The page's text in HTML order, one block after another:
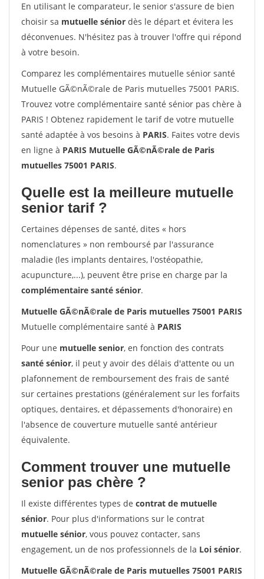
En utilisant le comparateur, le senior s'assure de bien
choisir sa mutuelle sénior dès le départ et évitera les
déconvenues. N'hésitez pas à trouver l'offre qui répond
à votre besoin.
Comparez les complémentaires mutuelle sénior santé
Mutuelle GÃ©nÃ©rale de Paris mutuelles 75001 PARIS.
Trouvez votre complémentaire santé sénior pas chère à
PARIS ! Obtenez rapidement le tarif de votre mutuelle
santé adaptée à vos besoins à PARIS. Faites votre devis
en ligne à PARIS Mutuelle GÃ©nÃ©rale de Paris
mutuelles 75001 PARIS.
Quelle est la meilleure mutuelle
senior tarif ?
Certaines dépenses de santé, dites « hors
nomenclatures » non remboursé par l'assurance
maladie (les implants dentaires, l'ostéopathie,
acupuncture,...), peuvent être prise en charge par la
complémentaire santé sénior.
Mutuelle GÃ©nÃ©rale de Paris mutuelles 75001 PARIS
Mutuelle complémentaire santé à PARIS
Pour une mutuelle senior, en fonction des contrats
santé sénior, il peut y avoir des délais d'attente ou un
plafonnement de remboursement des frais de santé
sur certaines prestations (généralement sur les forfaits
optiques, dentaires, et dépassements d'honoraire) en
l'absence de couverture mutuelle santé antérieur
équivalente.
Comment trouver une mutuelle
senior pas chère ?
Il existe différentes types de contrat de mutuelle
sénior. Pour plus d'informations sur le contrat
mutuelle sénior, vous pouvez contacter, sans
engagement, un de nos professionnels de la Loi sénior.
Mutuelle GÃ©nÃ©rale de Paris mutuelles 75001 PARIS